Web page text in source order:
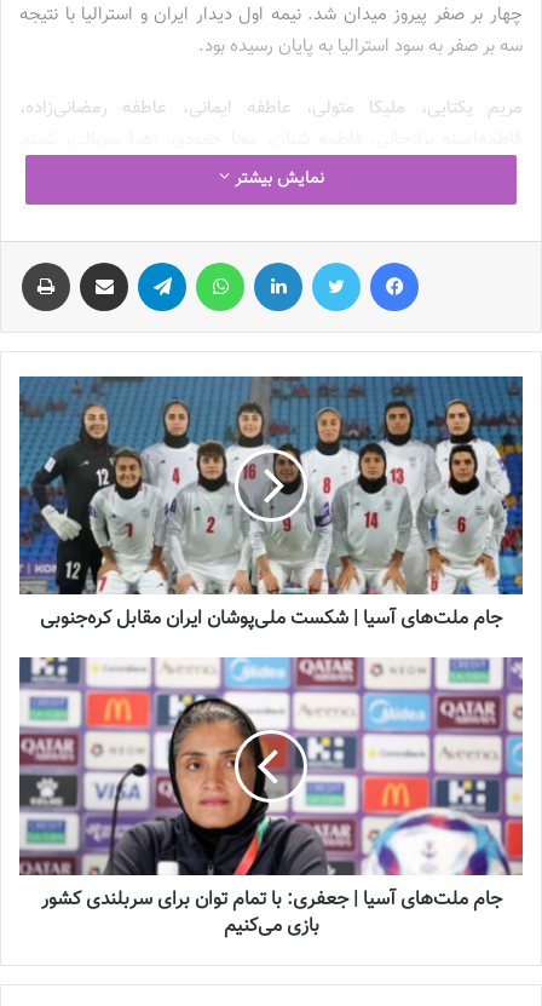
چهار بر صفر پیروز میدان شد. نیمه اول دیدار ایران و استرالیا با نتیجه
سه بر صفر به سود استرالیا به پایان رسیده بود.
مریم یکتایی، ملیکا متولی، عاطفه ایمانی، عاطفه رمضانی‌زاده،
بهشت، محدثه زلفی و زهرا قنبری بازیکنان ایران در ترکیب اولیه بودند.
نوشته های مشابه
چالش هاى ليست جدید تيم ملى فوتبال
زنان
تازه‌ترین خبرها از درمان ۲ ملی‌پوش فوتبال
زنان
2023-12-24
دعوت آزمون از 30 بازیکن به اردوی تیم ملی
2023-03-21
2022-12-10
شایان ذکر است در هنگام پخش سرود جمهوری اسلامی ایران،
ملی‌پوشان زنان کشورمان با سلام نظامی ادای احترام کردند.
سومین و آخرین مسابقه‌ی تیم ملی کشورمان در این تورنمنت برابر
فیلیپین خواهد بود.
نمایش بیشتر
جام ملت‌های آسیا | شکست ملی‌پوشان ایران مقابل کره‌جنوبی
جام ملت‌های آسیا | جعفری: با تمام توان برای سربلندی کشور
بازی می‌کنیم